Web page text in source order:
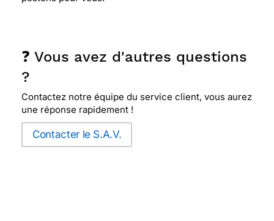
❓ Vous avez d'autres questions
?
Contactez notre équipe du service client, vous aurez
une réponse rapidement !
Contacter le S.A.V.